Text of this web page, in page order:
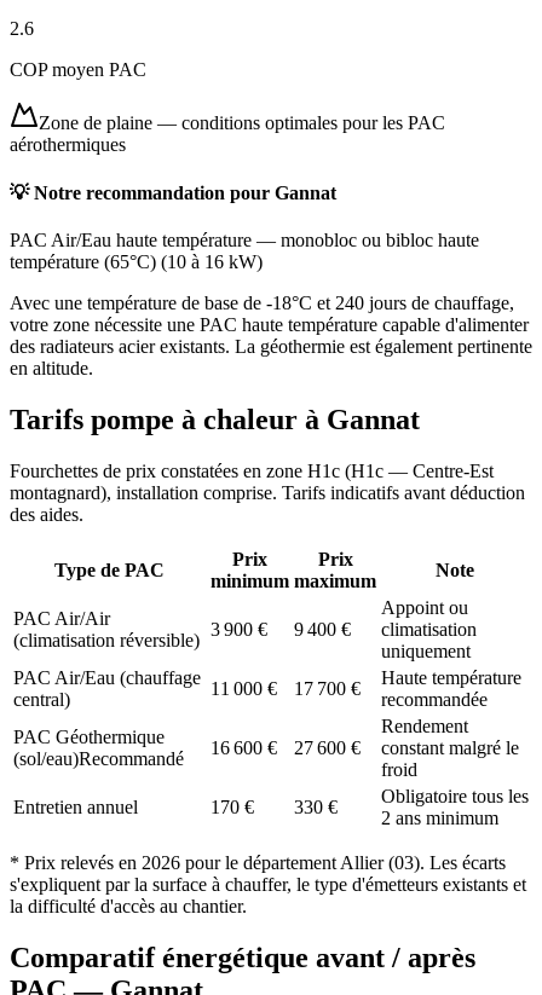
2.6
COP moyen PAC
Zone de plaine — conditions optimales pour les PAC
aérothermiques
💡 Notre recommandation pour Gannat
PAC Air/Eau haute température — monobloc ou bibloc haute
température (65°C) (10 à 16 kW)
Avec une température de base de -18°C et 240 jours de chauffage,
votre zone nécessite une PAC haute température capable d'alimenter
des radiateurs acier existants. La géothermie est également pertinente
en altitude.
Tarifs pompe à chaleur à Gannat
Fourchettes de prix constatées en zone H1c (H1c — Centre-Est
montagnard), installation comprise. Tarifs indicatifs avant déduction
des aides.
Type de PAC
Prix
minimum
Prix
maximum
Note
PAC Air/Air
(climatisation réversible)
3 900 € 9 400 €
Appoint ou
climatisation
uniquement
PAC Air/Eau (chauffage
central)
11 000 € 17 700 €
Haute température
recommandée
PAC Géothermique
(sol/eau)Recommandé
16 600 € 27 600 €
Rendement
constant malgré le
froid
Entretien annuel
170 € 330 €
Obligatoire tous les
2 ans minimum
* Prix relevés en 2026 pour le département Allier(03). Les écarts
s'expliquent par la surface à chauffer, le type d'émetteurs existants et
la difficulté d'accès au chantier.
Comparatif énergétique avant / après